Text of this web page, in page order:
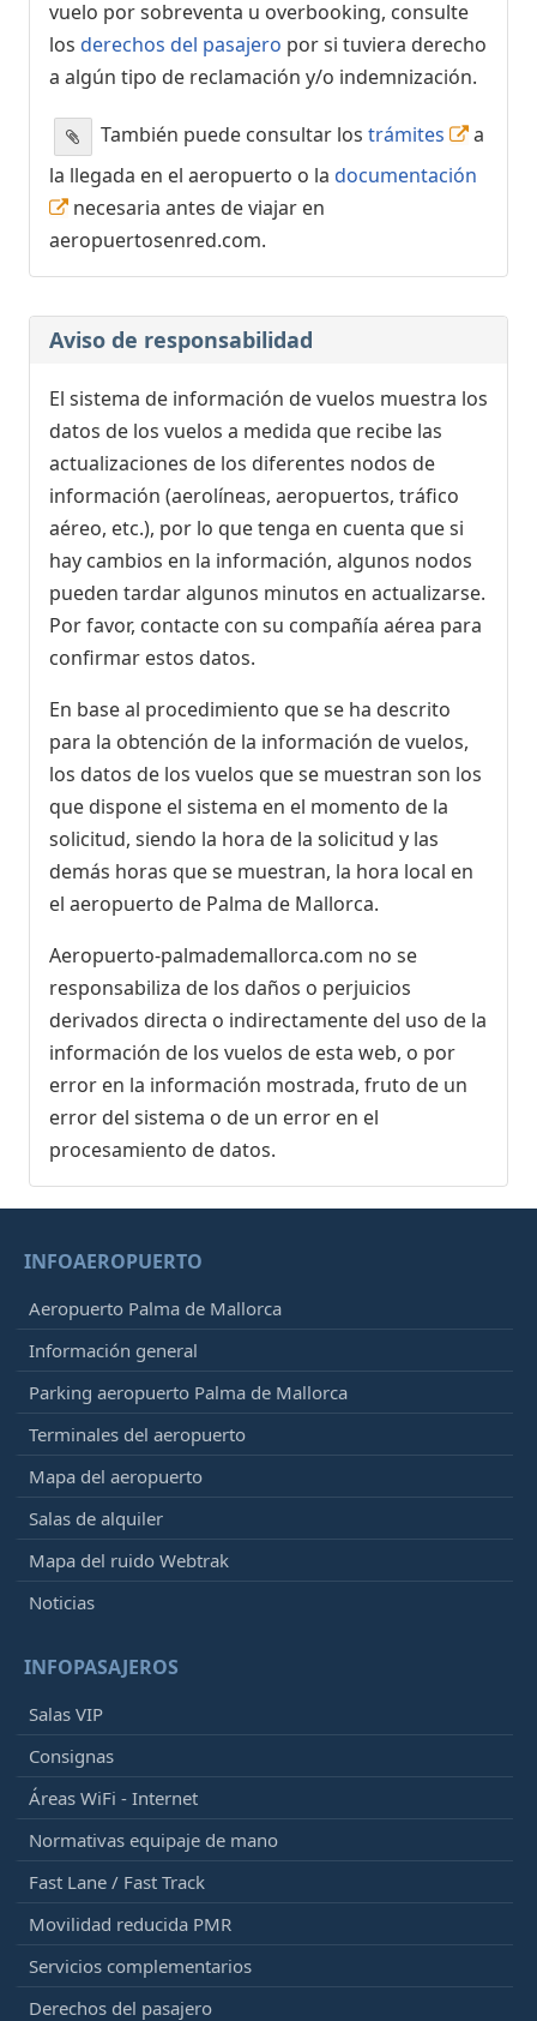
vuelo por sobreventa u overbooking, consulte
los derechos del pasajero por si tuviera derecho
a algún tipo de reclamación y/o indemnización.
También puede consultar los trámites
a
la llegada en el aeropuerto o la documentación
necesaria antes de viajar en
aeropuertosenred.com.
Aviso de responsabilidad
El sistema de información de vuelos muestra los
datos de los vuelos a medida que recibe las
actualizaciones de los diferentes nodos de
información (aerolíneas, aeropuertos, tráfico
aéreo, etc.), por lo que tenga en cuenta que si
hay cambios en la información, algunos nodos
pueden tardar algunos minutos en actualizarse.
Por favor, contacte con su compañía aérea para
confirmar estos datos.
En base al procedimiento que se ha descrito
para la obtención de la información de vuelos,
los datos de los vuelos que se muestran son los
que dispone el sistema en el momento de la
solicitud, siendo la hora de la solicitud y las
demás horas que se muestran, la hora local en
el aeropuerto de Palma de Mallorca.
Aeropuerto-palmademallorca.com no se
responsabiliza de los daños o perjuicios
derivados directa o indirectamente del uso de la
información de los vuelos de esta web, o por
error en la información mostrada, fruto de un
error del sistema o de un error en el
procesamiento de datos.
INFOAEROPUERTO
Aeropuerto Palma de Mallorca
Información general
Parking aeropuerto Palma de Mallorca
Terminales del aeropuerto
Mapa del aeropuerto
Salas de alquiler
Mapa del ruido Webtrak
Noticias
INFOPASAJEROS
Salas VIP
Consignas
Áreas WiFi - Internet
Normativas equipaje de mano
Fast Lane / Fast Track
Movilidad reducida PMR
Servicios complementarios
Derechos del pasajero